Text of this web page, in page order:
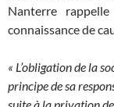
Nanterre
connaissance de
« L’obligation de la
principe de sa